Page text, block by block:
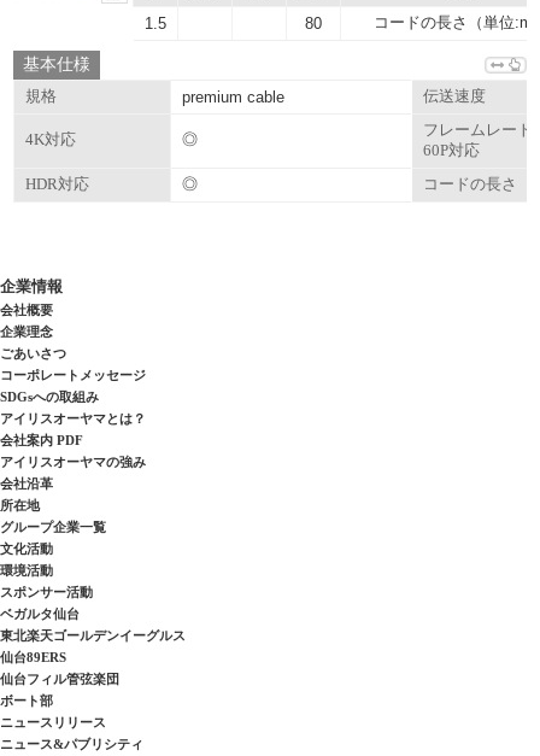
1.5 80 コードの長さ（単位:m
基本仕様
規格 premium cable 伝送速度
4K対応 ◎
フレームレート
60P対応
HDR対応
◎ コードの長さ
企業情報
会社概要
企業理念
ごあいさつ
コーポレートメッセージ
SDGsへの取組み
アイリスオーヤマとは？
会社案内 PDF
アイリスオーヤマの強み
会社沿革
所在地
グループ企業一覧
文化活動
環境活動
スポンサー活動
ベガルタ仙台
東北楽天ゴールデンイーグルス
仙台89ERS
仙台フィル管弦楽団
ボート部
ニュースリリース
ニュース&パブリシティ